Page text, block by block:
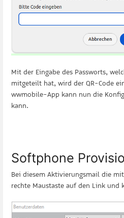
Mit der Eingabe des Passworts,
mitgeteilt hat, wird der QR-Code
wwmobile-App kann nun die
kann.
Softphone
Bei diesem Aktivierungsmail die
rechte Maustaste auf den Link und